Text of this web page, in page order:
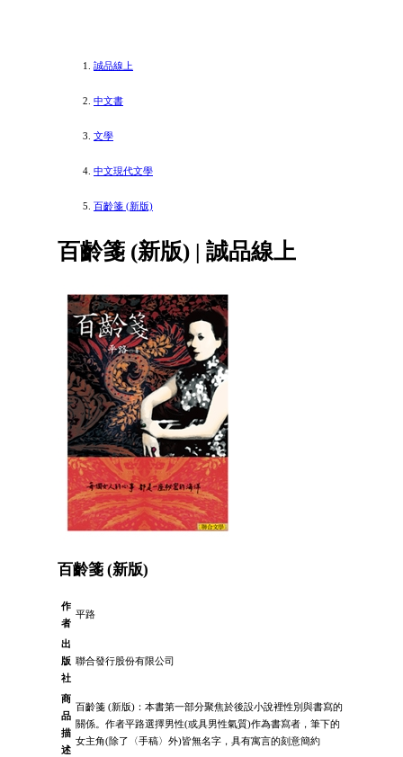
誠品線上
中文書
文學
中文現代文學
百齡箋 (新版)
百齡箋 (新版) | 誠品線上
百齡箋 (新版)
作
者
平路
出
版
社
聯合發行股份有限公司
商
品
描
述
百齡箋 (新版)：本書第一部分聚焦於後設小說裡性別與書寫的
關係。作者平路選擇男性(或具男性氣質)作為書寫者，筆下的
女主角(除了〈手稿〉外)皆無名字，具有寓言的刻意簡約